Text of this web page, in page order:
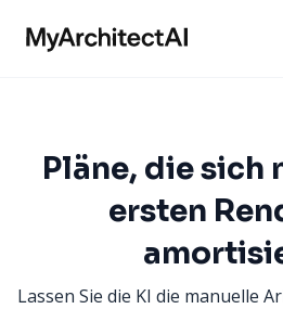
Pläne, die sich
ersten
Lassen Sie die KI die manuelle